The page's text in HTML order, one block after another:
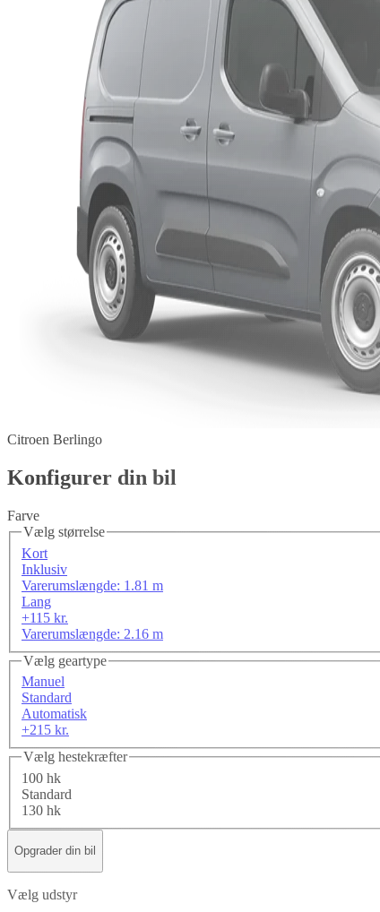
Citroen Berlingo
Konfigurer din bil
Farve
Vælg størrelse
Kort
Inklusiv
Varerumslængde: 1.81 m
Lang
+115 kr.
Varerumslængde: 2.16 m
Vælg geartype
Manuel
Standard
Automatisk
+215 kr.
Vælg hestekræfter
100 hk
Standard
130 hk
Opgrader din bil
Vælg udstyr